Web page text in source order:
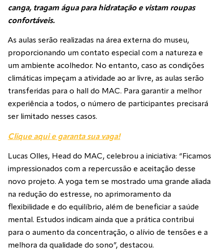
canga, tragam água para hidratação e vistam roupas
confortáveis.
As aulas serão realizadas na área externa do museu,
proporcionando um contato especial com a natureza e
um ambiente acolhedor. No entanto, caso as condições
climáticas impeçam a atividade ao ar livre, as aulas serão
transferidas para o hall do MAC. Para garantir a melhor
experiência a todos, o número de participantes precisará
ser limitado nesses casos.
Clique aqui e garanta sua vaga!
Lucas Olles, Head do MAC, celebrou a iniciativa: “Ficamos
impressionados com a repercussão e aceitação desse
novo projeto. A yoga tem se mostrado uma grande aliada
na redução do estresse, no aprimoramento da
flexibilidade e do equilíbrio, além de beneficiar a saúde
mental. Estudos indicam ainda que a prática contribui
para o aumento da concentração, o alívio de tensões e a
melhora da qualidade do sono”, destacou.